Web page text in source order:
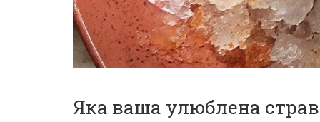
Яка ваша улюблена